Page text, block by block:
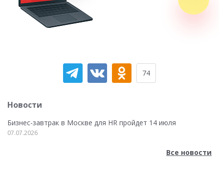
74
Новости
Бизнес-завтрак в Москве для HR пройдет 14 июля
07.07.2026
Все новости